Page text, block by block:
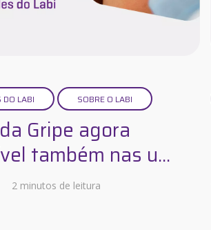
DO LABI SOBRE O LABI
Gripe agora
também nas u...
2 minutos de leitura